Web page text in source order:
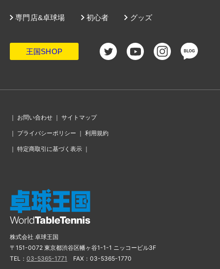
勝！
・4連覇成る！ 女子ダブルス優勝は伊藤美誠／早田ひな！
・“ゆるふわストップ”で吉山を翻弄。松平健太が4年ぶりに準決勝
勝利まであと1点。悪夢の逆転負けで佐藤瞳は5年連続ベスト8で
終戦
・女子シングルス、4強最後のひとりは木原美悠。丹羽と戸上はス
・平野美宇、抗原検査で陽性。女子ダブルスの準決勝を棄権
大会も佳境の大会6日目、女子シングルス準々決勝からスタート
駄ヶ谷なのだろう
・石川に続き平野も敗戦。気迫のカットで佐藤が8年連続準々決勝
・怪我を乗り越えたマハルが覚醒。張本を下し、ベスト8入りを決
める!!
・ランク入りの吉田海斗、現役最後の全日本で悔い無し
・前回女王・石川敗れる！ 女子シングルス6回戦全結果
戦全結果
・ダブルスベスト4が出揃う。男女ダブルス準々決勝全結果
・吉田海斗が宇田をアグレッシブに撃破！ 張本は高木和に苦し
むも勝ち切る
ファイナリスト相次いで敗れる！男子シングルス5回戦全結果
グッズ
専門店&卓球場 初心者
王国SHOP
｜ お問い合わせ ｜ サイトマップ
｜ プライバシーポリシー ｜ 利用規約
｜ 特定商取引に基づく表示 ｜
株式会社 卓球王国
〒151-0072 東京都渋谷区幡ヶ谷1-1-1 ニッコービル3F
TEL： 03-5365-1771 FAX：03-5365-1770